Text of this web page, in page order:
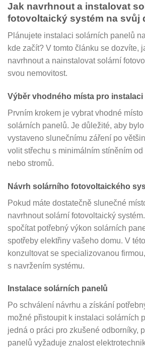
Jak navrhnout a instalovat
fotovoltaický systém na svůj
Plánujete instalaci solárních panelů
kde začít? V tomto článku se dozvíte,
navrhnout a nainstalovat solární
svou nemovitost.
Výběr vhodného místa pro
Prvním krokem je vybrat vhodné
solárních panelů. Je důležité, aby
vystaveno slunečnímu záření po
volit střechu s minimálním stíněním
nebo stromů.
Návrh solárního fotovoltaického
Pokud máte dostatečně slunečné
navrhnout solární fotovoltaický
spočítat potřebný výkon solárních
spotřeby elektřiny vašeho domu. V
konzultovat se specializovanou
s navržením systému.
Instalace solárních panelů
Po schválení návrhu a získání
možné přistoupit k instalaci solárních
jedná o práci pro zkušené odborníky,
panelů vyžaduje znalost